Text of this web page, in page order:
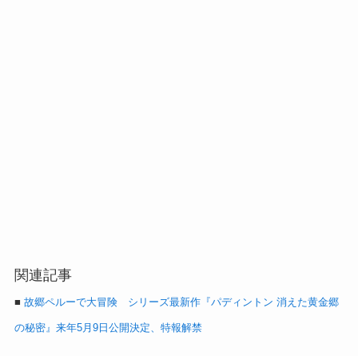
関連記事
■ 故郷ペルーで大冒険 シリーズ最新作『パディントン 消えた黄金郷
の秘密』来年5月9日公開決定、特報解禁